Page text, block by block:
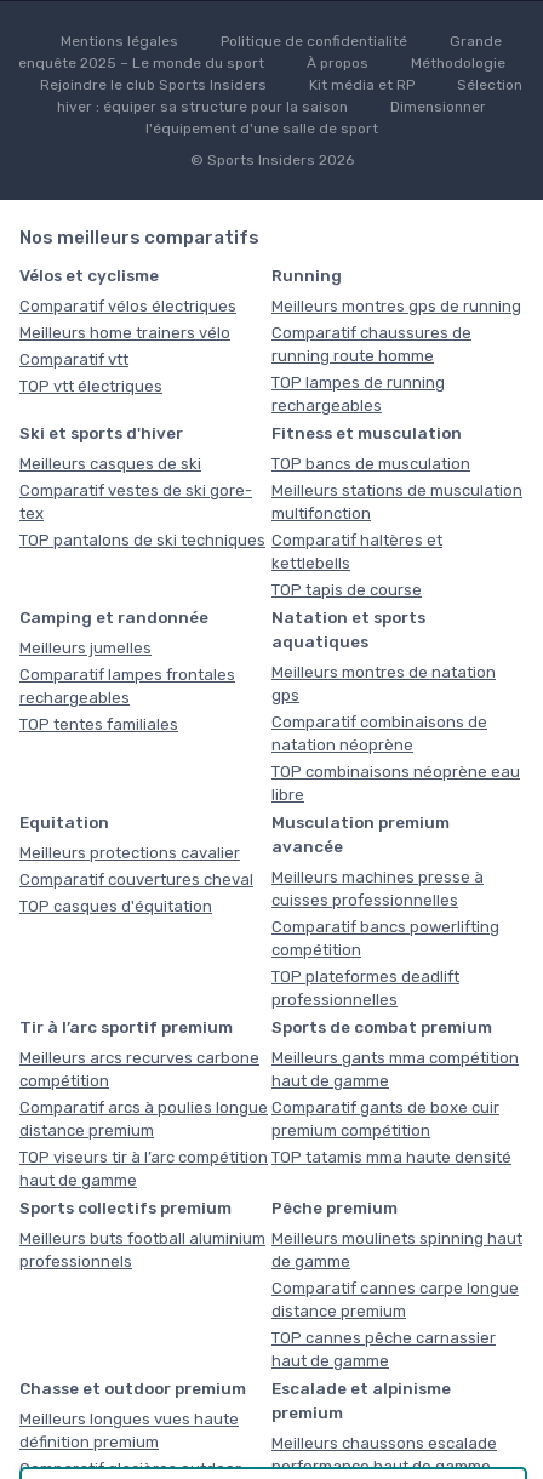
Mentions légales Politique de confidentialité
Grande
enquête 2025 – Le monde du sport
À propos
Méthodologie
Rejoindre le club Sports Insiders
Kit média et RP
Sélection
hiver : équiper sa structure pour la saison
Dimensionner
l'équipement d'une salle de sport
© Sports Insiders 2026
Nos meilleurs comparatifs
Vélos et cyclisme
Comparatif vélos électriques
Meilleurs home trainers vélo
Comparatif vtt
TOP vtt électriques
Running
Meilleurs montres gps de running
Comparatif chaussures de
running route homme
TOP lampes de running
rechargeables
Ski et sports d'hiver
Meilleurs casques de ski
Comparatif vestes de ski gore-
tex
TOP pantalons de ski techniques
Fitness et musculation
TOP bancs de musculation
Meilleurs stations de musculation
multifonction
Comparatif haltères et
kettlebells
TOP tapis de course
Camping et randonnée
Meilleurs jumelles
Comparatif lampes frontales
rechargeables
TOP tentes familiales
Natation et sports
aquatiques
Meilleurs montres de natation
gps
Comparatif combinaisons de
natation néoprène
TOP combinaisons néoprène eau
libre
Equitation
Meilleurs protections cavalier
Comparatif couvertures cheval
TOP casques d'équitation
Musculation premium
avancée
Meilleurs machines presse à
cuisses professionnelles
Comparatif bancs powerlifting
compétition
TOP plateformes deadlift
professionnelles
Tir à l’arc sportif premium
Meilleurs arcs recurves carbone
compétition
Comparatif arcs à poulies longue
distance premium
TOP viseurs tir à l’arc compétition
haut de gamme
Sports de combat premium
Meilleurs gants mma compétition
haut de gamme
Comparatif gants de boxe cuir
premium compétition
TOP tatamis mma haute densité
Sports collectifs premium
Meilleurs buts football aluminium
professionnels
Pêche premium
Meilleurs moulinets spinning haut
de gamme
Comparatif cannes carpe longue
distance premium
TOP cannes pêche carnassier
haut de gamme
Chasse et outdoor premium
Meilleurs longues vues haute
définition premium
Comparatif glacières outdoor
Escalade et alpinisme
premium
Meilleurs chaussons escalade
performance haut de gamme